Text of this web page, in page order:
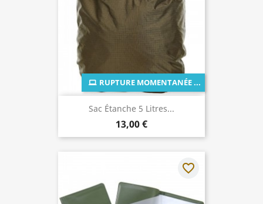
Sac Étanche 5 Litres...
13,00 €
RUPTURE MOMENTANÉE ...
favorite_border